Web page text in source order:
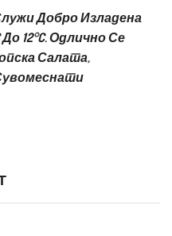
Добро Изладена
До 12°C. Одлично Се
Салата,